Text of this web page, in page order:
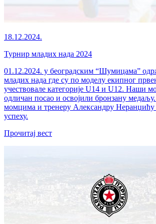
18.12.2024.
Турнир младих нада 2024
01.12.2024. у београдским “Шумицама”
младих нада где су по моделу екипног
учествовале категорије U14 и U12. Наши
одличан посао и освојили бронзану
момцима и тренеру Александру Неранџићу
успеху.
Прочитај вест